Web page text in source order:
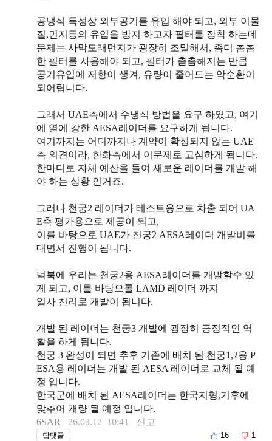
공냉식 특성상 외부공기를 유입 해야 되고, 외부 이물
질,먼지등의 유입을 방지 하고자 필터를 장착 하는데
문제는 사막모래먼지가 굉장히 조밀해서, 좀더 촘촘
한 필터를 사용해야 되고, 필터가 촘촘해지는 만큼
공기유입에 저항이 생겨, 유량이 줄어드는 악순환이
되어립니다.
그래서 UAE측에서 수냉식 방법을 요구 하였고, 여기
에 열에 강한 AESA레이더를 요구하게 됩니다.
여기까지는 어디까지나 계약이 확정되지 않는 UAE
측 의견이라, 한화측에서 이문제로 고심하게 됩니다.
한마디로 자체 예산을 들여 새로운 레이더를 개발 해
야 하는 상황 인거죠.
그러나 천궁2 레이더가 테스트용으로 차출 되어 UA
E측 평가용으로 제공이 되고,
이를 바탕으로 UAE가 천궁2 AESA레이더 개발비를
대면서 진행이 됩니다.
덕북에 우리는 천궁2용 AESA레이더를 개발할수 있
게 되고, 이를 바탕으롤 LAMD 레이더 까지
일사 천리로 개발이 됩니다.
개발 된 레이더는 천궁3 개발에 굉장히 긍정적인 역
활을 하게 됩니다.
천궁 3 완성이 되면 추후 기존에 배치 된 천궁1,2용 P
ESA용 레이더는 개발 된 AESA 레이더로 교체 될 예
정 입니다.
한국군에 배치 된 AESA레이더는 한국지형,기후에
맞추어 개량 될 예정 입니다.
6SAR
26.03.12 10:41 신고
답댓글 16 1